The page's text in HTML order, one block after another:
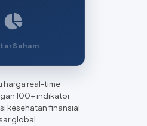
harga real-time
100+ indikator
kesehatan finansial
global